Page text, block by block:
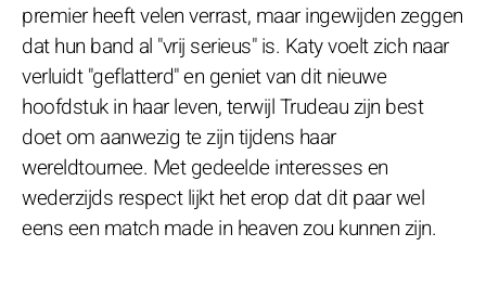
premier heeft velen verrast, maar ingewijden zeggen
dat hun band al "vrij serieus" is. Katy voelt zich naar
verluidt "geflatterd" en geniet van dit nieuwe
hoofdstuk in haar leven, terwijl Trudeau zijn best
doet om aanwezig te zijn tijdens haar
wereldtournee. Met gedeelde interesses en
wederzijds respect lijkt het erop dat dit paar wel
eens een match made in heaven zou kunnen zijn.